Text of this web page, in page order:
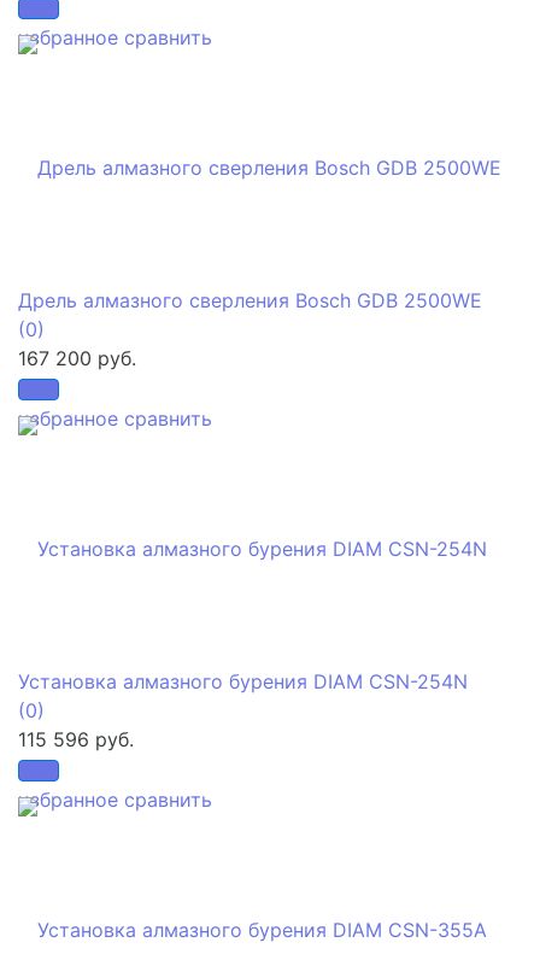
избранное сравнить
избранное сравнить
Дрель алмазного сверления Bosch GDB 2500WE
(0)
167 200 руб.
избранное сравнить
Установка алмазного бурения DIAM CSN-254N
(0)
115 596 руб.